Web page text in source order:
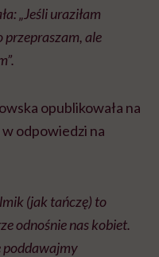
„Jeśli uraziłam
przepraszam, ale
opublikowała na
odpowiedzi na
(jak tańczę) to
odnośnie nas kobiet.
poddawajmy